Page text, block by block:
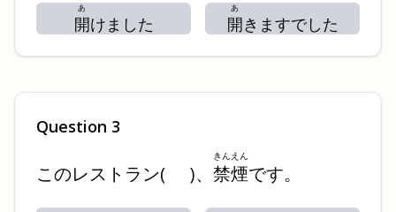
開
あ
けました 開
あ
きますでした
Question 3
このレストラン( )、 禁煙
きんえん
です。